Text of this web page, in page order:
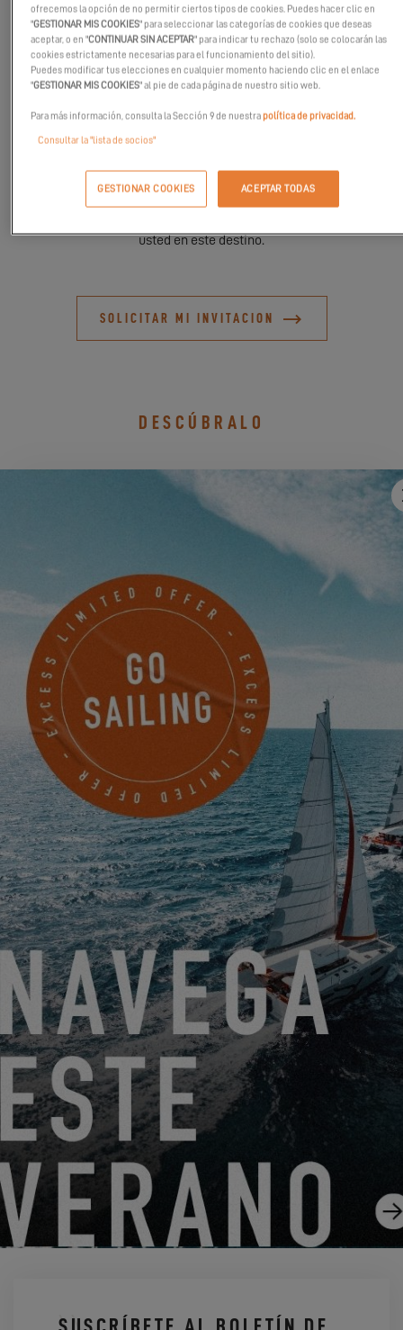
Venga a descubrir el Bosphorus Boat Show Land en Turquía del 17
ocasión perfecta para (re)descubrirlo y visitarlo! Concierte una
cita si está interesado, estaremos encantados de hablar con
usted en este destino.
SOLICITAR MI INVITACION
DESCÚBRALO
EXCESS 11
DEL 22 DE JUNIO DE 2026 AL 31 DE AGOSTO DE 2026
¡GO SAILING CON EXCESS ESTE VERANO!
EXCESS 11 EXCESS 13-EXCESS 14
DEL 14 DE AGOSTO DE 2026 AL 16 DE AGOSTO DE
2026
EXCESS CLINIC 2026 EN FLORIDA
ofrecemos la opción de no permitir ciertos tipos de cookies. Puedes hacer clic en
"GESTIONAR MIS COOKIES" para seleccionar las categorías de cookies que deseas
aceptar, o en "CONTINUAR SIN ACEPTAR" para indicar tu rechazo (solo se colocarán las
cookies estrictamente necesarias para el funcionamiento del sitio).
Puedes modificar tus elecciones en cualquier momento haciendo clic en el enlace
"GESTIONAR MIS COOKIES" al pie de cada página de nuestro sitio web.
Para más información, consulta la Sección 9 de nuestrapolítica de privacidad.
Consultar la "lista de socios"
GESTIONAR COOKIES ACEPTAR TODAS